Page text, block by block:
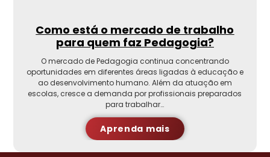
Como está o mercado de trabalho
para quem faz Pedagogia?
O mercado de Pedagogia continua concentrando
oportunidades em diferentes áreas ligadas à educação e
ao desenvolvimento humano. Além da atuação em
escolas, cresce a demanda por profissionais preparados
para trabalhar…
Aprenda mais